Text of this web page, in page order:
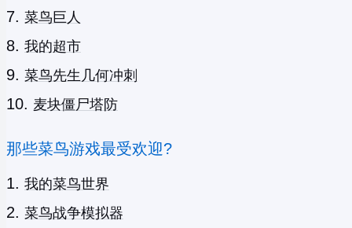
菜鸟巨人
我的超市
菜鸟先生几何冲刺
麦块僵尸塔防
那些菜鸟游戏最受欢迎?
我的菜鸟世界
菜鸟战争模拟器